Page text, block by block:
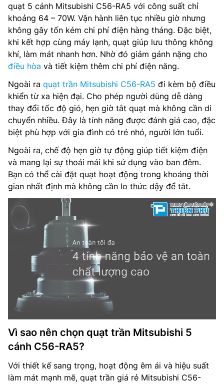
quạt 5 cánh Mitsubishi C56-RA5 với công suất chỉ
khoảng 64 – 70W. Vận hành liên tục nhiều giờ nhưng
không gây tốn kém chi phí điện hàng tháng. Đặc biệt,
khi kết hợp cùng máy lạnh, quạt giúp lưu thông không
khí, làm mát nhanh hơn. Nhờ đó giảm gánh nặng cho
điều hòa và tiết kiệm thêm chi phí điện năng.
Ngoài ra quạt trần Mitsubishi C56-RA5 đi kèm bộ điều
khiển từ xa hiện đại. Cho phép người dùng dễ dàng
thay đổi tốc độ gió, hẹn giờ tắt quạt mà không cần di
chuyển nhiều. Đây là tính năng được đánh giá cao, đặc
biệt phù hợp với gia đình có trẻ nhỏ, người lớn tuổi.
Ngoài ra, chế độ hẹn giờ tự động giúp tiết kiệm điện
và mang lại sự thoải mái khi sử dụng vào ban đêm.
Bạn có thể cài đặt quạt hoạt động trong khoảng thời
gian nhất định mà không cần lo thức dậy để tắt.
Vì sao nên chọn quạt trần Mitsubishi 5
cánh C56-RA5?
Với thiết kế sang trọng, hoạt động êm ái và hiệu suất
làm mát mạnh mẽ, quạt trần giá rẻ Mitsubishi C56-